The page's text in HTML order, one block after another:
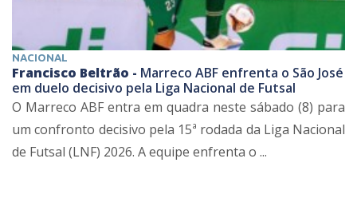
NACIONAL
Francisco Beltrão - Marreco ABF enfrenta o São José
em duelo decisivo pela Liga Nacional de Futsal
O Marreco ABF entra em quadra neste sábado (8) para
um confronto decisivo pela 15ª rodada da Liga Nacional
de Futsal (LNF) 2026. A equipe enfrenta o ...